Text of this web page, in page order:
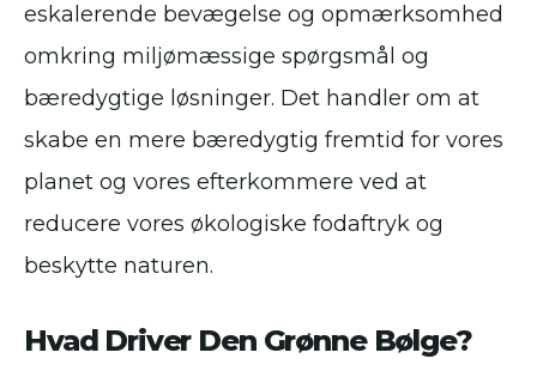
eskalerende bevægelse og opmærksomhed
omkring miljømæssige spørgsmål og
bæredygtige løsninger. Det handler om at
skabe en mere bæredygtig fremtid for vores
planet og vores efterkommere ved at
reducere vores økologiske fodaftryk og
beskytte naturen.
Hvad Driver Den Grønne Bølge?